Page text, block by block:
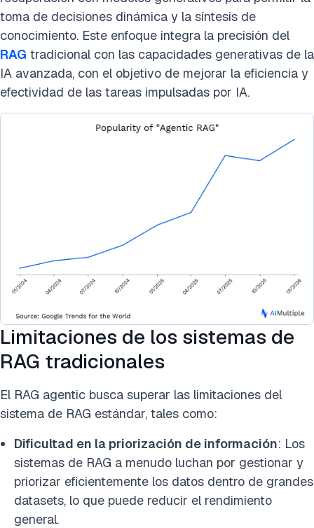
toma de decisiones dinámica y la síntesis de
conocimiento. Este enfoque integra la precisión del
RAG tradicional con las capacidades generativas de la
IA avanzada, con el objetivo de mejorar la eficiencia y
efectividad de las tareas impulsadas por IA.
Limitaciones de los sistemas de
RAG tradicionales
El RAG agentic busca superar las limitaciones del
sistema de RAG estándar, tales como:
Dificultad en la priorización de información: Los
sistemas de RAG a menudo luchan por gestionar y
priorizar eficientemente los datos dentro de grandes
datasets, lo que puede reducir el rendimiento
general.